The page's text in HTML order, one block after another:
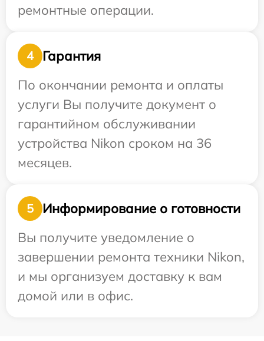
ремонтные операции.
4
Гарантия
По окончании ремонта и оплаты
услуги Вы получите документ о
гарантийном обслуживании
устройства Nikon сроком на 36
месяцев.
5
Информирование о готовности
Вы получите уведомление о
завершении ремонта техники Nikon,
и мы организуем доставку к вам
домой или в офис.